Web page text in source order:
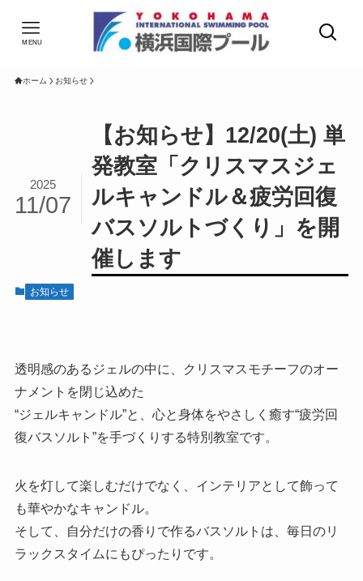
MENU
ホーム お知らせ
【お知らせ】12/20(土) 単
発教室「クリスマスジェ
ルキャンドル＆疲労回復
バスソルトづくり」を開
催します
2025
11/07
お知らせ
透明感のあるジェルの中に、クリスマスモチーフのオー
ナメントを閉じ込めた
“ジェルキャンドル”と、心と身体をやさしく癒す“疲労回
復バスソルト”を手づくりする特別教室です。
火を灯して楽しむだけでなく、インテリアとして飾って
も華やかなキャンドル。
そして、自分だけの香りで作るバスソルトは、毎日のリ
ラックスタイムにもぴったりです。